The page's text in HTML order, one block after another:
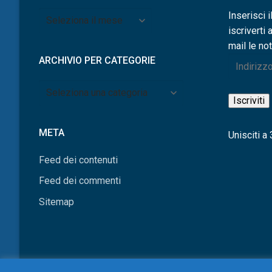
Archivio
ARCHIVIO PER CATEGORIE
Archivio
META
Feed dei contenuti
Feed dei commenti
Sitemap
Inserisci
iscriverti
mail le
Indirizzo
mail
Iscriviti
Unisciti a